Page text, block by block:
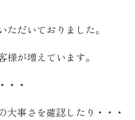
だいておりました。
が増えています。
・・
大事さを確認したり・・・